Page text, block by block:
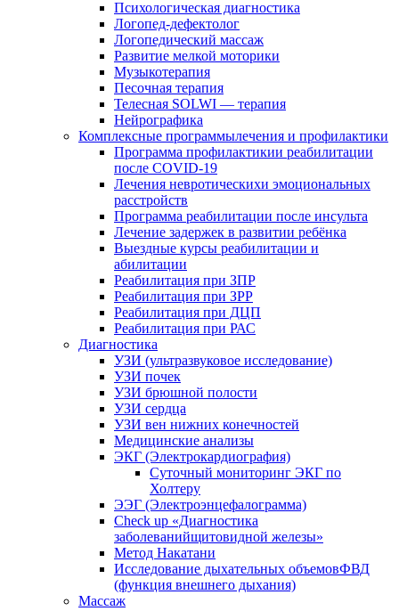
Психологическая диагностика
Логопед-дефектолог
Логопедический массаж
Развитие мелкой моторики
Музыкотерапия
Песочная терапия
Телесная SOLWI — терапия
Нейрографика
Комплексные программылечения и профилактики
Программа профилактикии реабилитации
после COVID-19
Лечения невротическихи эмоциональных
расстройств
Программа реабилитации после инсульта
Лечение задержек в развитии ребёнка
Выездные курсы реабилитации и
абилитации
Реабилитация при ЗПР
Реабилитация при ЗРР
Реабилитация при ДЦП
Реабилитация при РАС
Диагностика
УЗИ (ультразвуковое исследование)
УЗИ почек
УЗИ брюшной полости
УЗИ сердца
УЗИ вен нижних конечностей
Медицинские анализы
ЭКГ (Электрокардиография)
Cуточный мониторинг ЭКГ по
Холтеру
ЭЭГ (Электроэнце­фало­грамма)
Check up «Диагностика
заболеванийщитовидной железы»
Метод Накатани
Исследование дыхательных объемовФВД
(функция внешнего дыхания)
Массаж